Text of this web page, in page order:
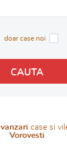
doar case noi
vanzari case si
Vorovesti